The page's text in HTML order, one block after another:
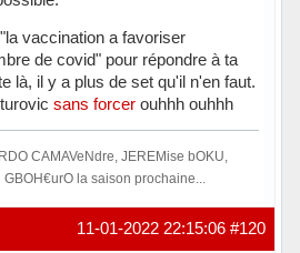
vaccination a favoriser
de covid" pour répondre à ta
là, il y a plus de set qu'il n'en faut.
sans forcerouhhh ouhhh
CAMAVeNdre, JEREMise bOKU,
GBOH€urO la saison prochaine...
#120
11-01-2022 22:15:06